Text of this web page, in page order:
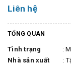
Liên hệ
TỔNG QUAN
Tình trạng : Mới
Nhà sản xuất :